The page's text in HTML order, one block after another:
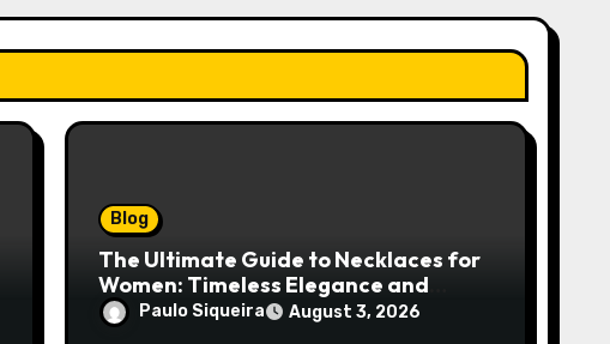
Blog
The Ultimate Guide to Necklaces for
Women: Timeless Elegance and
Modern Trends
Paulo Siqueira August 3, 2026